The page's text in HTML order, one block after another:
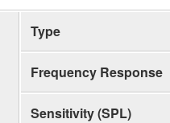
Type
Frequency Response
Sensitivity (SPL)